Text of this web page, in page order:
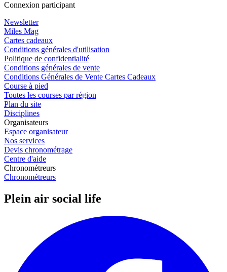
Connexion participant
Newsletter
Miles Mag
Cartes cadeaux
Conditions générales d'utilisation
Politique de confidentialité
Conditions générales de vente
Conditions Générales de Vente Cartes Cadeaux
Course à pied
Toutes les courses par région
Plan du site
Disciplines
Organisateurs
Espace organisateur
Nos services
Devis chronométrage
Centre d'aide
Chronométreurs
Chronométreurs
Plein air social life